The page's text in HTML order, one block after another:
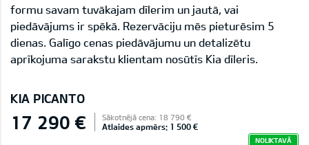
formu savam tuvākajam dīlerim un jautā, vai
piedāvājums ir spēkā. Rezervāciju mēs pieturēsim 5
dienas. Galīgo cenas piedāvājumu un detalizētu
aprīkojuma sarakstu klientam nosūtīs Kia dīleris.
KIA PICANTO
17 290 € Sākotnējā cena: 18 790 €
Atlaides apmērs: 1 500 €
NOLIKTAVĀ